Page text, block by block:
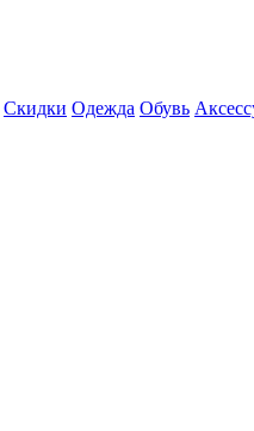
Скидки Одежда Обувь